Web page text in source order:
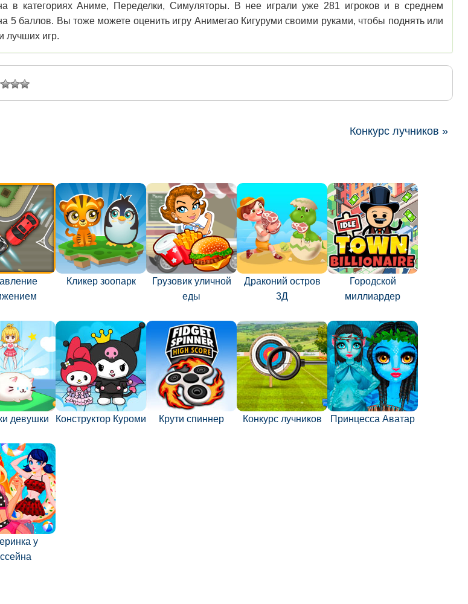
в категориях Аниме, Переделки, Симуляторы. В нее играли уже 281 игроков и в среднем
5 баллов. Вы тоже можете оценить игру Анимегао Кигуруми своими руками, чтобы поднять или
лучших игр.
Конкурс лучников »
Кликер зоопарк
Грузовик уличной
еды
Драконий остров
3Д
Городской
миллиардер
девушки Конструктор Куроми Крути спиннер Конкурс лучников Принцесса Аватар
у